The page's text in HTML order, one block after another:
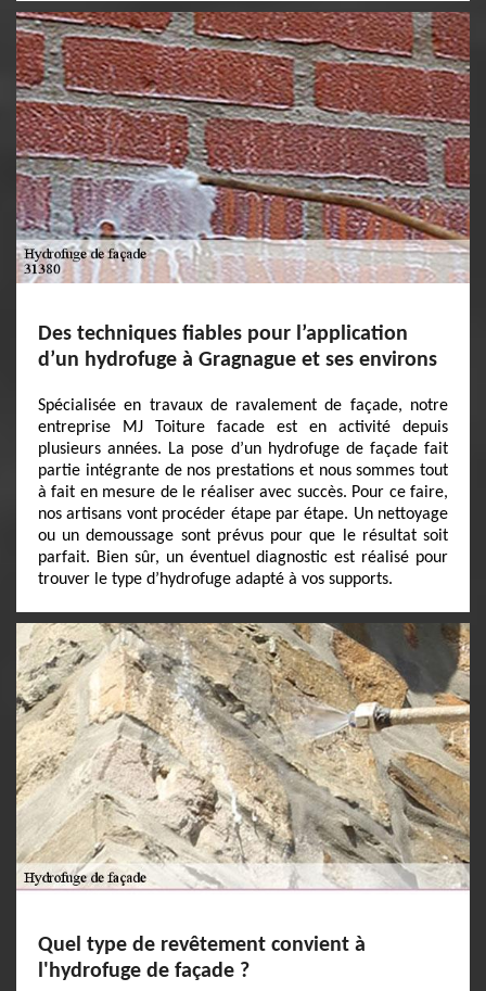
Des techniques fiables pour l’application
d’un hydrofuge à Gragnague et ses environs
Spécialisée en travaux de ravalement de façade, notre
entreprise MJ Toiture facade est en activité depuis
plusieurs années. La pose d’un hydrofuge de façade fait
partie intégrante de nos prestations et nous sommes tout
à fait en mesure de le réaliser avec succès. Pour ce faire,
nos artisans vont procéder étape par étape. Un nettoyage
ou un demoussage sont prévus pour que le résultat soit
parfait. Bien sûr, un éventuel diagnostic est réalisé pour
trouver le type d’hydrofuge adapté à vos supports.
Quel type de revêtement convient à
l'hydrofuge de façade ?